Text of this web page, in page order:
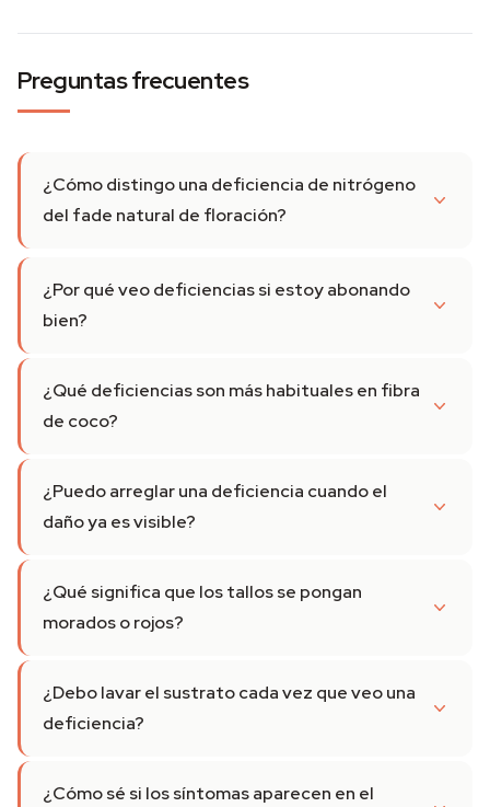
Preguntas frecuentes
¿Cómo distingo una deficiencia de nitrógeno
del fade natural de floración?
¿Por qué veo deficiencias si estoy abonando
bien?
¿Qué deficiencias son más habituales en fibra
de coco?
¿Puedo arreglar una deficiencia cuando el
daño ya es visible?
¿Qué significa que los tallos se pongan
morados o rojos?
¿Debo lavar el sustrato cada vez que veo una
deficiencia?
¿Cómo sé si los síntomas aparecen en el